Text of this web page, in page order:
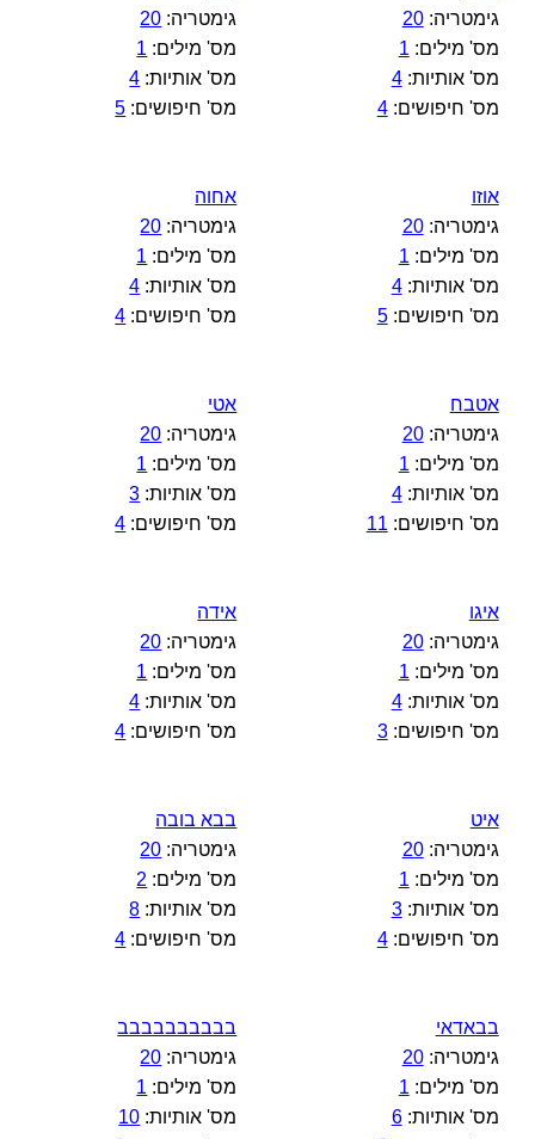
גימטריה:20
מס' מילים: 1
מס' אותיות:4
מס' חיפושים:4
גימטריה: 20
מס' מילים: 1
מס' אותיות: 4
מס' חיפושים: 5
אוזו
גימטריה:20
מס' מילים: 1
מס' אותיות:4
מס' חיפושים:5
אחוה
גימטריה: 20
מס' מילים: 1
מס' אותיות: 4
מס' חיפושים: 4
אטבח
גימטריה:20
מס' מילים: 1
מס' אותיות:4
מס' חיפושים: 11
אטי
גימטריה: 20
מס' מילים: 1
מס' אותיות: 3
מס' חיפושים: 4
איגו
גימטריה:20
מס' מילים: 1
מס' אותיות:4
מס' חיפושים:3
אידה
גימטריה: 20
מס' מילים: 1
מס' אותיות: 4
מס' חיפושים: 4
איט
גימטריה:20
מס' מילים: 1
מס' אותיות:3
מס' חיפושים:4
בבא בובה
גימטריה: 20
מס' מילים: 2
מס' אותיות: 8
מס' חיפושים: 4
בבאדאי
גימטריה:20
מס' מילים: 1
מס' אותיות:6
בבבבבבבבבב
גימטריה: 20
מס' מילים: 1
מס' אותיות: 10